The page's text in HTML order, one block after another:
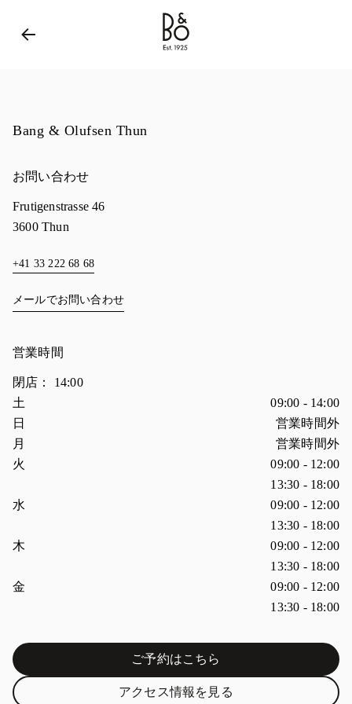
Bang & Olufsen - Exist to Create
Bang & Olufsen Thun
お問い合わせ
Frutigenstrasse 46
3600 Thun
+41 33 222 68 68
メールでお問い合わせ
営業時間
閉店： 14:00
曜日
土 09:00 - 14:00
日
営業時間外
月
営業時間外
火
09:00 - 12:00
13:30 - 18:00
水
09:00 - 12:00
13:30 - 18:00
木
09:00 - 12:00
13:30 - 18:00
金
09:00 - 12:00
13:30 - 18:00
ご予約はこちらLink Opens in New Tab
アクセス情報を見るLink Opens in New Tab